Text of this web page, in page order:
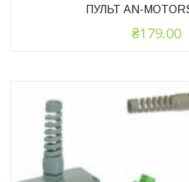
ПУЛЬТ AN-
₴179.00